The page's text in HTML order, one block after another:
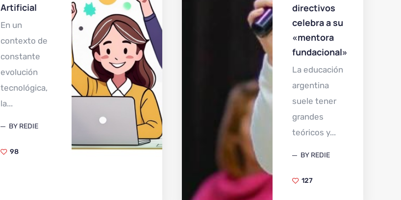
Artificial
En un
contexto de
constante
evolución
tecnológica,
la...
BY REDIE
98
directivos
celebra a su
«mentora
fundacional»
La educación
argentina
suele tener
grandes
teóricos y...
BY REDIE
127